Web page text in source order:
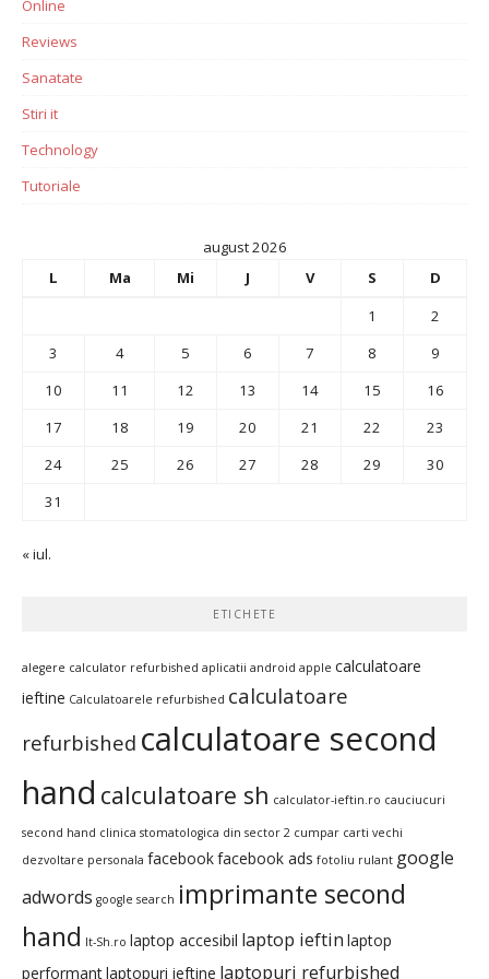
Online
Reviews
Sanatate
Stiri it
Technology
Tutoriale
august 2026
L
Ma Mi J V S
D
1
2
3
4 5 6 7 8
9
10
11 12 13 14 15
16
17
18 19 20 21 22
23
24
25 26 27 28 29
30
31
« iul.
ETICHETE
alegere calculator refurbished aplicatii android apple calculatoare
ieftine Calculatoarele refurbished calculatoare
refurbished calculatoare second
hand calculatoare sh calculator-ieftin.ro cauciucuri
second hand clinica stomatologica din sector 2 cumpar carti vechi
dezvoltare personala facebookfacebook ads fotoliu rulant google
adwords google search imprimante second
hand It-Sh.ro laptop accesibil laptop ieftin laptop
performantlaptopuri ieftine laptopuri refurbished